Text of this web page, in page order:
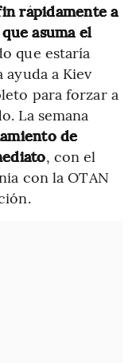
rápidamente a
asuma el
que estaría
a Kiev
para forzar a
La semana
de
, con el
con la OTAN